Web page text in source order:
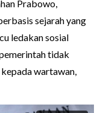
Prabowo,
sejarah yang
ledakan sosial
tidak
wartawan,